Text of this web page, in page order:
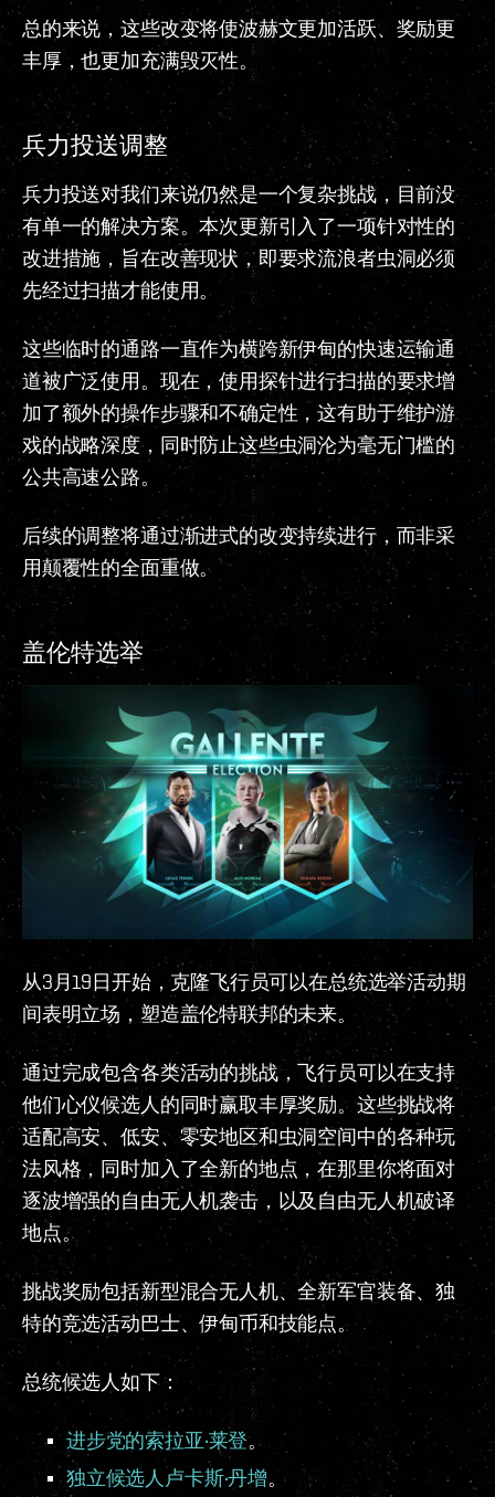
总的来说，这些改变将使波赫文更加活跃、奖励更
丰厚，也更加充满毁灭性。
兵力投送调整
兵力投送对我们来说仍然是一个复杂挑战，目前没
有单一的解决方案。本次更新引入了一项针对性的
改进措施，旨在改善现状，即要求流浪者虫洞必须
先经过扫描才能使用。
这些临时的通路一直作为横跨新伊甸的快速运输通
道被广泛使用。现在，使用探针进行扫描的要求增
加了额外的操作步骤和不确定性，这有助于维护游
戏的战略深度，同时防止这些虫洞沦为毫无门槛的
公共高速公路。
后续的调整将通过渐进式的改变持续进行，而非采
用颠覆性的全面重做。
盖伦特选举
从3月19日开始，克隆飞行员可以在总统选举活动期
间表明立场，塑造盖伦特联邦的未来。
通过完成包含各类活动的挑战，飞行员可以在支持
他们心仪候选人的同时赢取丰厚奖励。这些挑战将
适配高安、低安、零安地区和虫洞空间中的各种玩
法风格，同时加入了全新的地点，在那里你将面对
逐波增强的自由无人机袭击，以及自由无人机破译
地点。
挑战奖励包括新型混合无人机、全新军官装备、独
特的竞选活动巴士、伊甸币和技能点。
总统候选人如下：
进步党的索拉亚·莱登。
独立候选人卢卡斯·丹增。